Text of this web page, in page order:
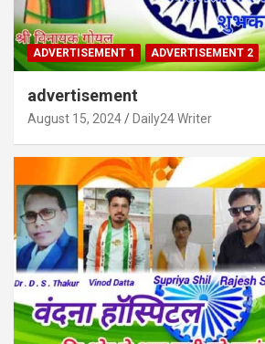
ADVERTISEMENT 1 ADVERTISEMENT 2
advertisement
August 15, 2024 Daily24 Writer